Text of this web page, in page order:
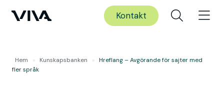
Kontakt
Hem » Kunskaps­banken »
Hreflang – Avgörande för sajter med
fler språk